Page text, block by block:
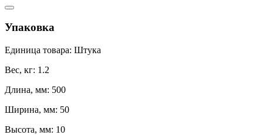
Упаковка
Единица товара: Штука
Вес, кг: 1.2
Длина, мм: 500
Ширина, мм: 50
Высота, мм: 10